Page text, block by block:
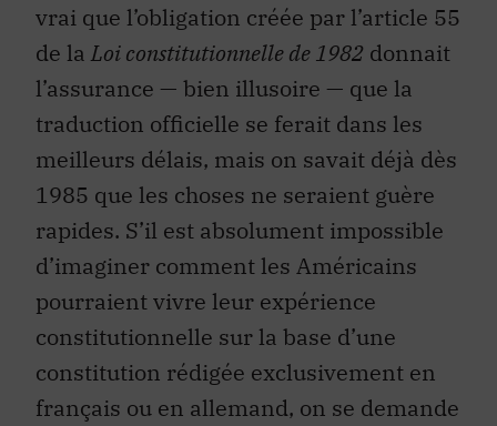
vrai que l’obligation créée par l’article 55
de la Loi constitutionnelle de 1982 donnait
l’assurance — bien illusoire — que la
traduction officielle se ferait dans les
meilleurs délais, mais on savait déjà dès
1985 que les choses ne seraient guère
rapides. S’il est absolument impossible
d’imaginer comment les Américains
pourraient vivre leur expérience
constitutionnelle sur la base d’une
constitution rédigée exclusivement en
français ou en allemand, on se demande